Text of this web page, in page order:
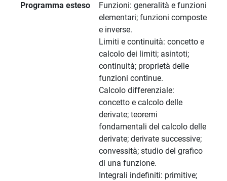
Programma esteso
Funzioni: generalità e funzioni
elementari; funzioni composte
e inverse.
Limiti e continuità: concetto e
calcolo dei limiti; asintoti;
continuità; proprietà delle
funzioni continue.
Calcolo differenziale:
concetto e calcolo delle
derivate; teoremi
fondamentali del calcolo delle
derivate; derivate successive;
convessità; studio del grafico
di una funzione.
Integrali indefiniti: primitive;